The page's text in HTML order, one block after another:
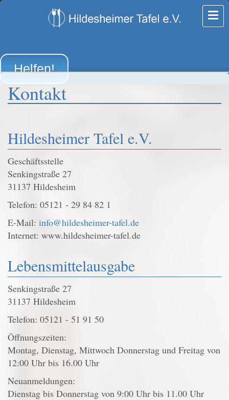
Helfen!
Kontakt
Hildesheimer Tafel e.V.
Geschäftsstelle
Senkingstraße 27
31137 Hildesheim
Telefon: 05121 - 29 84 82 1
E-Mail: info@hildesheimer-tafel.de
Internet: www.hildesheimer-tafel.de
Lebensmittelausgabe
Senkingstraße 27
31137 Hildesheim
Telefon: 05121 - 51 91 50
Öffnungszeiten:
Montag, Dienstag, Mittwoch Donnerstag und Freitag von
12:00 Uhr bis 16.00 Uhr
Neuanmeldungen:
Dienstag bis Donnerstag von 9:00 Uhr bis 11.00 Uhr